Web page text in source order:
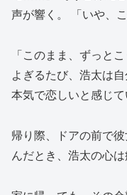
声が響く。 「いや、
「このまま、ずっと
よぎるたび、浩太は
本気で恋しいと感じて
帰り際、ドアの前で
んだとき、浩太の心は